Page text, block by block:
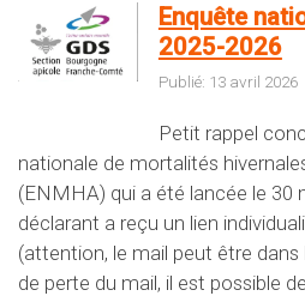
Enquête
2025-2026
Publié: 13 avril 2026
Petit rappel
nationale de mortalités
(ENMHA) qui a été lancée le 30
déclarant a reçu un lien
(attention, le mail peut être dans
de perte du mail, il est possible